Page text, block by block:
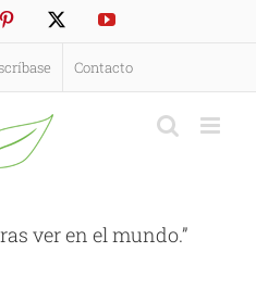
Pinterest YouTube
Contacto
ver en el mundo.”